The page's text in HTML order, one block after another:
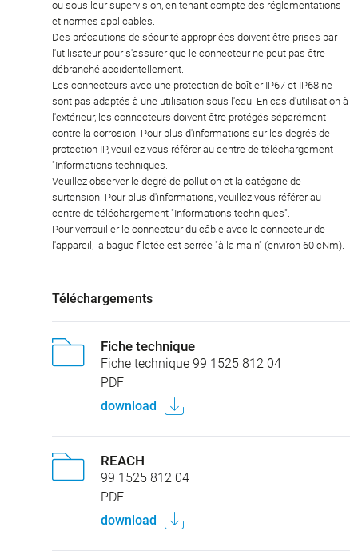
ou sous leur supervision, en tenant compte des réglementations
et normes applicables.
Des précautions de sécurité appropriées doivent être prises par
l'utilisateur pour s'assurer que le connecteur ne peut pas être
débranché accidentellement.
Les connecteurs avec une protection de boîtier IP67 et IP68 ne
sont pas adaptés à une utilisation sous l'eau. En cas d'utilisation à
l'extérieur, les connecteurs doivent être protégés séparément
contre la corrosion. Pour plus d'informations sur les degrés de
protection IP, veuillez vous référer au centre de téléchargement
"Informations techniques.
Veuillez observer le degré de pollution et la catégorie de
surtension. Pour plus d'informations, veuillez vous référer au
centre de téléchargement "Informations techniques".
Pour verrouiller le connecteur du câble avec le connecteur de
l'appareil, la bague filetée est serrée "à la main" (environ 60 cNm).
Téléchargements
Fiche technique
Fiche technique 99 1525 812 04
PDF
download
REACH
99 1525 812 04
PDF
download